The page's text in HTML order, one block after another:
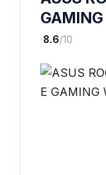
·8.6/10